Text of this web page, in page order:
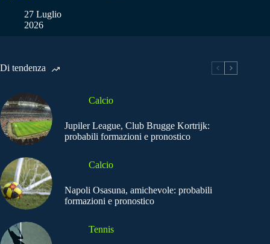
27 Luglio
2026
Di tendenza
Calcio
Jupiler League, Club Brugge Kortrijk:
probabili formazioni e pronostico
Calcio
Napoli Osasuna, amichevole: probabili
formazioni e pronostico
Tennis